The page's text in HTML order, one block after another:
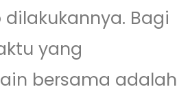
Bagi
yang
bersama adalah